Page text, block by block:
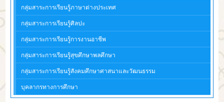
กลุ่มสาระการเรียนรู้ภาษาต่างประเทศ
กลุ่มสาระการเรียนรู้ศิลปะ
กลุ่มสาระการเรียนรู้การงานอาชีพ
กลุ่มสาระการเรียนรู้สุขศึกษาพลศึกษา
กลุ่มสาระการเรียนรู้สังคมศึกษาศาสนาและวัฒนธรรม
บุคลากรทางการศึกษา